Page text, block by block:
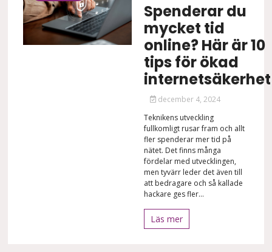
Spenderar du
mycket tid
online? Här är 10
tips för ökad
internetsäkerhet
december 4, 2024
Teknikens utveckling
fullkomligt rusar fram och allt
fler spenderar mer tid på
nätet. Det finns många
fördelar med utvecklingen,
men tyvärr leder det även till
att bedragare och så kallade
hackare ges fler...
Läs mer